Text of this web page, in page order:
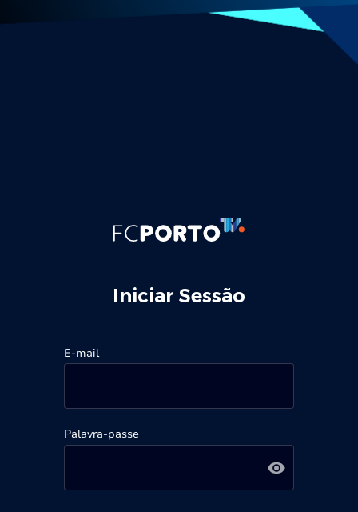
Iniciar Sessão
E-mail
Palavra-passe